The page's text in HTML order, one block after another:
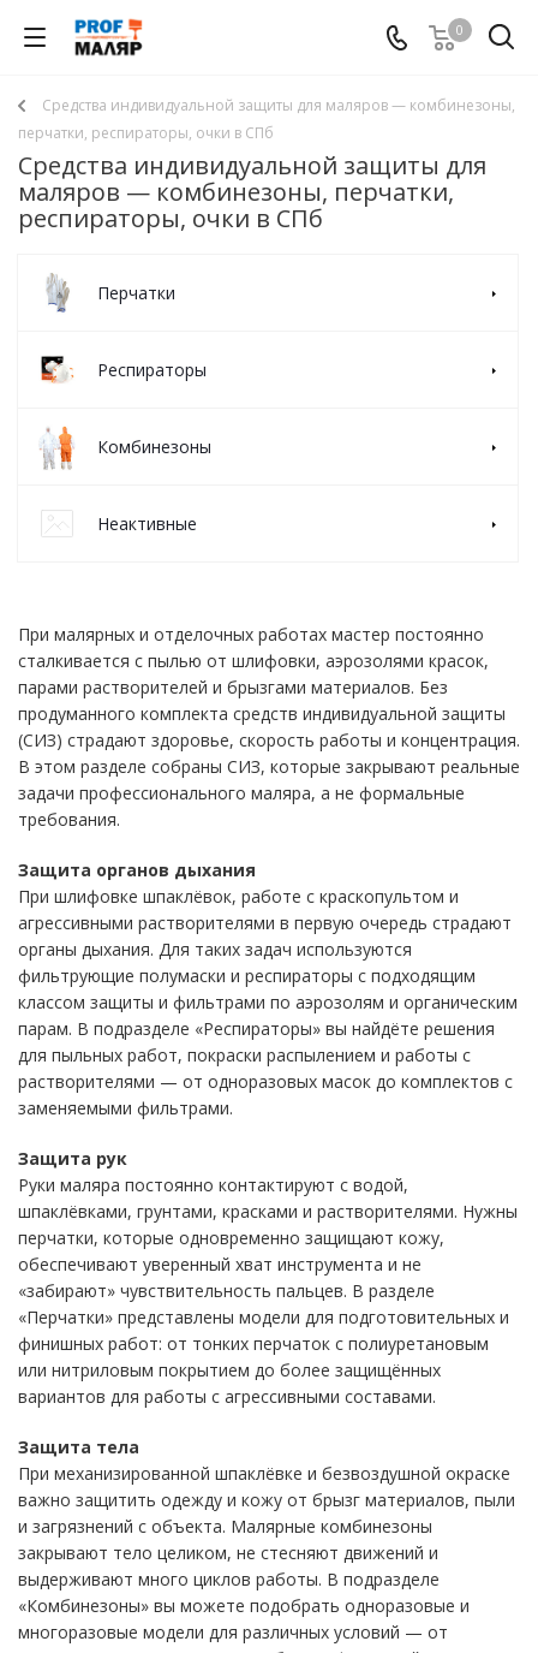
0
Средства индивидуальной защиты для маляров — комбинезоны,
перчатки, респираторы, очки в СПб
Средства индивидуальной защиты для
маляров — комбинезоны, перчатки,
респираторы, очки в СПб
Перчатки
Респираторы
Комбинезоны
Неактивные
При малярных и отделочных работах мастер постоянно
сталкивается с пылью от шлифовки, аэрозолями красок,
парами растворителей и брызгами материалов. Без
продуманного комплекта средств индивидуальной защиты
(СИЗ) страдают здоровье, скорость работы и концентрация.
В этом разделе собраны СИЗ, которые закрывают реальные
задачи профессионального маляра, а не формальные
требования.
Защита органов дыхания
При шлифовке шпаклёвок, работе с краскопультом и
агрессивными растворителями в первую очередь страдают
органы дыхания. Для таких задач используются
фильтрующие полумаски и респираторы с подходящим
классом защиты и фильтрами по аэрозолям и органическим
парам. В подразделе «Респираторы» вы найдёте решения
для пыльных работ, покраски распылением и работы с
растворителями — от одноразовых масок до комплектов с
заменяемыми фильтрами.
Защита рук
Руки маляра постоянно контактируют с водой,
шпаклёвками, грунтами, красками и растворителями. Нужны
перчатки, которые одновременно защищают кожу,
обеспечивают уверенный хват инструмента и не
«забирают» чувствительность пальцев. В разделе
«Перчатки» представлены модели для подготовительных и
финишных работ: от тонких перчаток с полиуретановым
или нитриловым покрытием до более защищённых
вариантов для работы с агрессивными составами.
Защита тела
При механизированной шпаклёвке и безвоздушной окраске
важно защитить одежду и кожу от брызг материалов, пыли
и загрязнений с объекта. Малярные комбинезоны
закрывают тело целиком, не стесняют движений и
выдерживают много циклов работы. В подразделе
«Комбинезоны» вы можете подобрать одноразовые и
многоразовые модели для различных условий — от